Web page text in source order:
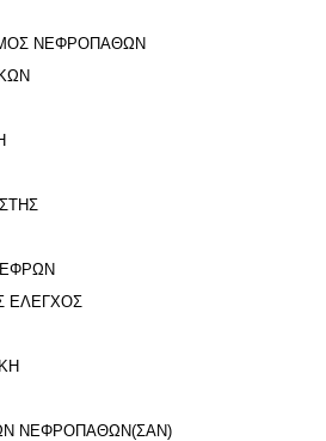
ΝΕΦΡΟΠΑΘΩΝ
ΕΛΕΓΧΟΣ
ΝΕΦΡΟΠΑΘΩΝ(ΣΑΝ)